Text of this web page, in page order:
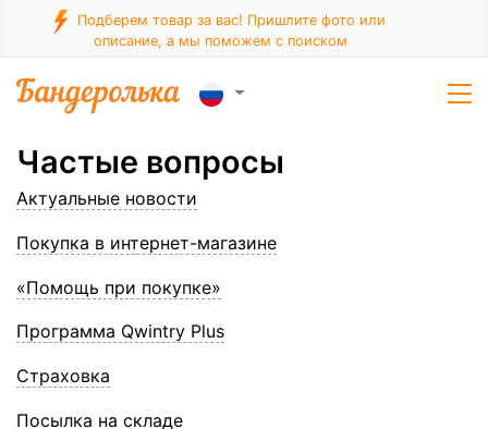
Подберем товар за вас! Пришлите фото или
описание, а мы поможем с поиском
Частые вопросы
Актуальные новости
Покупка в интернет-магазине
«Помощь при покупке»
Программа Qwintry Plus
Страховка
Посылка на складе